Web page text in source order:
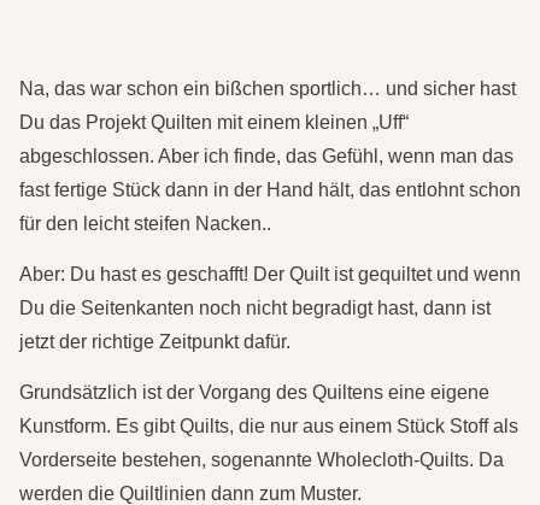
Na, das war schon ein bißchen sportlich… und sicher hast
Du das Projekt Quilten mit einem kleinen „Uff“
abgeschlossen. Aber ich finde, das Gefühl, wenn man das
fast fertige Stück dann in der Hand hält, das entlohnt schon
für den leicht steifen Nacken..
Aber: Du hast es geschafft! Der Quilt ist gequiltet und wenn
Du die Seitenkanten noch nicht begradigt hast, dann ist
jetzt der richtige Zeitpunkt dafür.
Grundsätzlich ist der Vorgang des Quiltens eine eigene
Kunstform. Es gibt Quilts, die nur aus einem Stück Stoff als
Vorderseite bestehen, sogenannte Wholecloth-Quilts. Da
werden die Quiltlinien dann zum Muster.